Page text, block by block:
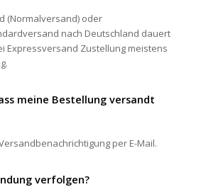
(Normalversand) oder
nach Deutschland dauert
Expressversand Zustellung meistens
meine Bestellung versandt
per E-Mail.
verfolgen?